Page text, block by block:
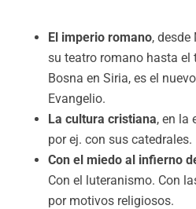
El imperio romano, desde
su teatro romano hasta el
Bosna en Siria, es el
Evangelio.
La cultura cristiana, en la
por ej. con sus catedrales.
Con el miedo al infierno
Con el luteranismo. Con
por motivos religiosos.